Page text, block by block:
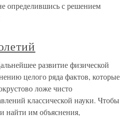
определившись с решением
развитие физической
целого ряда фактов, которые
ложе чисто
классической науки. Чтобы
найти им объяснения,